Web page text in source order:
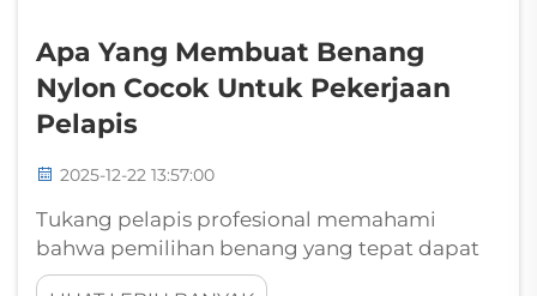
Apa Yang Membuat Benang
Nylon Cocok Untuk Pekerjaan
Pelapis
2025-12-22 13:57:00
Tukang pelapis profesional memahami
bahwa pemilihan benang yang tepat dapat
menjadi penentu antara sebuah produk yang